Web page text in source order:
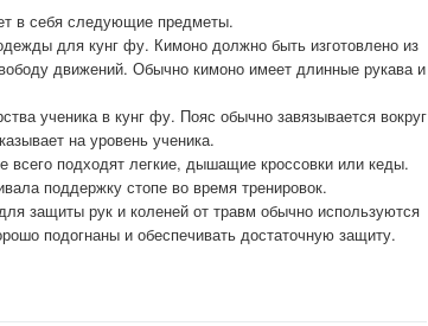
в себя следующие предметы.
для кунг фу. Кимоно должно быть изготовлено из
движений. Обычно кимоно имеет длинные рукава и
ученика в кунг фу. Пояс обычно завязывается вокруг
на уровень ученика.
подходят легкие, дышащие кроссовки или кеды.
поддержку стопе во время тренировок.
защиты рук и коленей от травм обычно используются
подогнаны и обеспечивать достаточную защиту.